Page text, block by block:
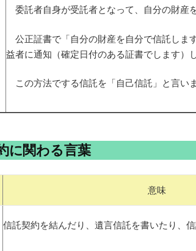
委託者自身が受託者となって、自分の財産
公正証書で「自分の財産を自分で信託しま
益者に通知（確定日付のある証書でします）
この方法でする信託を「自己信託」と言いま
に関わる言葉
意味
信託契約を結んだり、遺言信託を書いたり、信